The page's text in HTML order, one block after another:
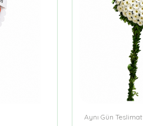
Aynı Gün Teslimat